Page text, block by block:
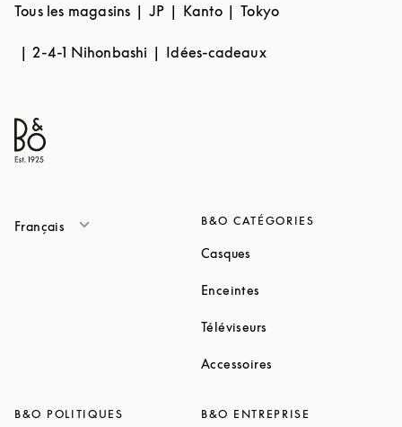
Tous les magasins JP Kanto Tokyo
2-4-1 Nihonbashi Idées-cadeaux
Français B&O CATÉGORIES
Casques
Enceintes
Téléviseurs
Accessoires
B&O POLITIQUES B&O ENTREPRISE